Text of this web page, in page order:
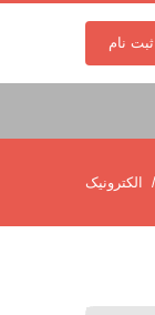
ثبت نام
الکترونیک